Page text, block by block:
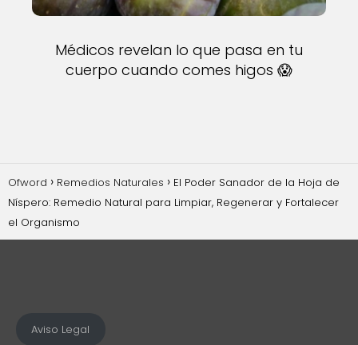
Médicos revelan lo que pasa en tu
cuerpo cuando comes higos 😱
Ofword Remedios Naturales
El Poder Sanador de la Hoja de
Níspero: Remedio Natural para Limpiar, Regenerar y Fortalecer
el Organismo
Aviso Legal